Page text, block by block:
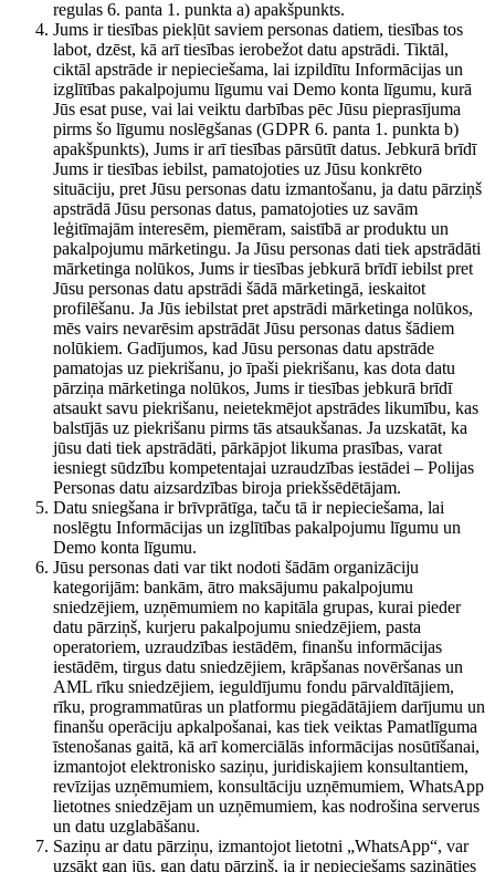
regulas 6. panta 1. punkta a) apakšpunkts.
Jums ir tiesības piekļūt saviem personas datiem, tiesības tos
labot, dzēst, kā arī tiesības ierobežot datu apstrādi. Tiktāl,
ciktāl apstrāde ir nepieciešama, lai izpildītu Informācijas un
izglītības pakalpojumu līgumu vai Demo konta līgumu, kurā
Jūs esat puse, vai lai veiktu darbības pēc Jūsu pieprasījuma
pirms šo līgumu noslēgšanas (GDPR 6. panta 1. punkta b)
apakšpunkts), Jums ir arī tiesības pārsūtīt datus. Jebkurā brīdī
Jums ir tiesības iebilst, pamatojoties uz Jūsu konkrēto
situāciju, pret Jūsu personas datu izmantošanu, ja datu pārziņš
apstrādā Jūsu personas datus, pamatojoties uz savām
leģitīmajām interesēm, piemēram, saistībā ar produktu un
pakalpojumu mārketingu. Ja Jūsu personas dati tiek apstrādāti
mārketinga nolūkos, Jums ir tiesības jebkurā brīdī iebilst pret
Jūsu personas datu apstrādi šādā mārketingā, ieskaitot
profilēšanu. Ja Jūs iebilstat pret apstrādi mārketinga nolūkos,
mēs vairs nevarēsim apstrādāt Jūsu personas datus šādiem
nolūkiem. Gadījumos, kad Jūsu personas datu apstrāde
pamatojas uz piekrišanu, jo īpaši piekrišanu, kas dota datu
pārziņa mārketinga nolūkos, Jums ir tiesības jebkurā brīdī
atsaukt savu piekrišanu, neietekmējot apstrādes likumību, kas
balstījās uz piekrišanu pirms tās atsaukšanas. Ja uzskatāt, ka
jūsu dati tiek apstrādāti, pārkāpjot likuma prasības, varat
iesniegt sūdzību kompetentajai uzraudzības iestādei – Polijas
Personas datu aizsardzības biroja priekšsēdētājam.
Datu sniegšana ir brīvprātīga, taču tā ir nepieciešama, lai
noslēgtu Informācijas un izglītības pakalpojumu līgumu un
Demo konta līgumu.
Jūsu personas dati var tikt nodoti šādām organizāciju
kategorijām: bankām, ātro maksājumu pakalpojumu
sniedzējiem, uzņēmumiem no kapitāla grupas, kurai pieder
datu pārziņš, kurjeru pakalpojumu sniedzējiem, pasta
operatoriem, uzraudzības iestādēm, finanšu informācijas
iestādēm, tirgus datu sniedzējiem, krāpšanas novēršanas un
AML rīku sniedzējiem, ieguldījumu fondu pārvaldītājiem,
rīku, programmatūras un platformu piegādātājiem darījumu un
finanšu operāciju apkalpošanai, kas tiek veiktas Pamatlīguma
īstenošanas gaitā, kā arī komerciālās informācijas nosūtīšanai,
izmantojot elektronisko saziņu, juridiskajiem konsultantiem,
revīzijas uzņēmumiem, konsultāciju uzņēmumiem, WhatsApp
lietotnes sniedzējam un uzņēmumiem, kas nodrošina serverus
un datu uzglabāšanu.
Saziņu ar datu pārziņu, izmantojot lietotni „WhatsApp“, var
uzsākt gan jūs, gan datu pārziņš, ja ir nepieciešams sazināties